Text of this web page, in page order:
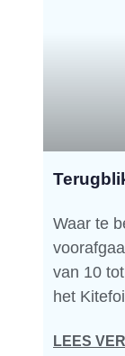
Waar te
van 10
het
LEES